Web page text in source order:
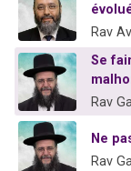
Rav
Se
Rav
Ne
Rav